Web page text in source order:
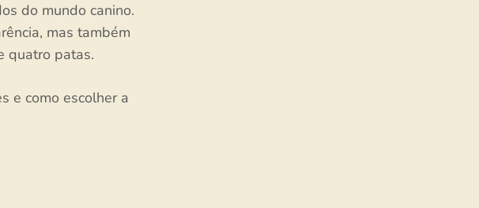
do mundo canino.
mas também
quatro patas.
e como escolher a